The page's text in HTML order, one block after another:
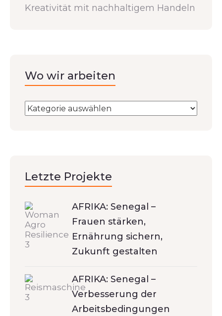
Kreativität mit nachhaltigem Handeln
Wo wir arbeiten
Letzte Projekte
AFRIKA: Senegal –
Frauen stärken,
Ernährung sichern,
Zukunft gestalten
AFRIKA: Senegal –
Verbesserung der
Arbeitsbedingungen